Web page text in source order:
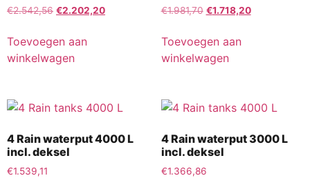
€2.542,56 €2.202,20
Toevoegen aan
winkelwagen
€1.981,70 €1.718,20
Toevoegen aan
winkelwagen
4 Rain waterput 4000 L
incl. deksel
€1.539,11
4 Rain waterput 3000 L
incl. deksel
€1.366,86